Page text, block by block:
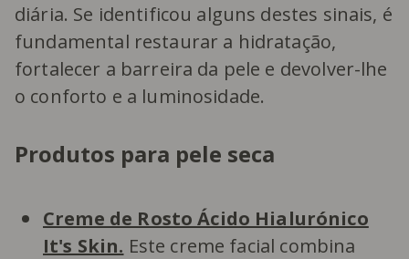
diária. Se identificou alguns destes sinais, é
fundamental restaurar a hidratação,
fortalecer a barreira da pele e devolver-lhe
o conforto e a luminosidade.
Produtos para pele seca
Creme de Rosto Ácido Hialurónico
It's Skin. Este creme facial combina